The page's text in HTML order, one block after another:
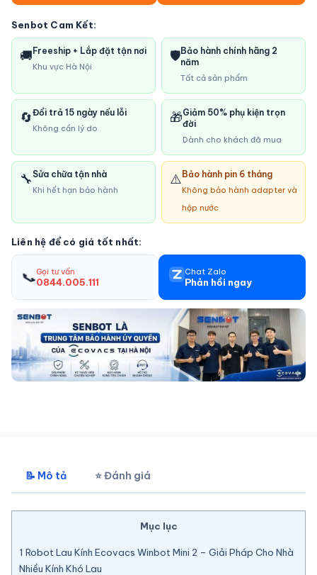
Senbot Cam Kết:
🚚 Freeship + Lắp đặt tận nơi
Khu vực Hà Nội
🛡️Bảo hành chính hãng 2
năm
Tất cả sản phẩm
🔄Đổi trả 15 ngày nếu lỗi
Không cần lý do
🎁Giảm 50% phụ kiện trọn
đời
Dành cho khách đã mua
🔧 Sửa chữa tận nhà
Khi hết hạn bảo hành
⚠️ Bảo hành pin 6 tháng
Không bảo hành adapter và
hộp nước
Liên hệ để có giá tốt nhất:
📞Gọi tư vấn
0844.005.111
Chat Zalo
Phản hồi ngay
📝 Mô tả ⭐ Đánh giá
Mục lục
1 Robot Lau Kính Ecovacs Winbot Mini 2 – Giải Pháp Cho Nhà
Nhiều Kính Khó Lau